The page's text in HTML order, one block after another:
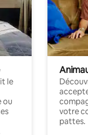
le
ou
votre
pattes.